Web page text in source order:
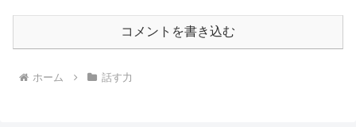
コメントを書き込む
ホーム 話す力